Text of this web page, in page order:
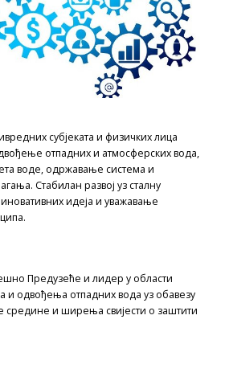
субјеката и физичких лица
отпадних и атмосферских вода,
воде, одржавање система и
Стабилан развој уз сталну
идеја и уважавање
Предузеће и лидер у области
и одвођења отпадних вода уз обавезу
средине и ширења свијести о заштити